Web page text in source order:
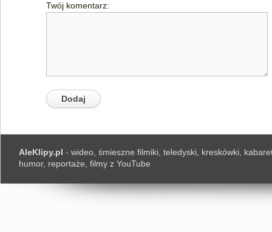
Twój komentarz:
AleKlipy.pl - wideo, śmieszne filmiki, teledyski, kreskówki,
humor, reportaże, filmy z YouTube